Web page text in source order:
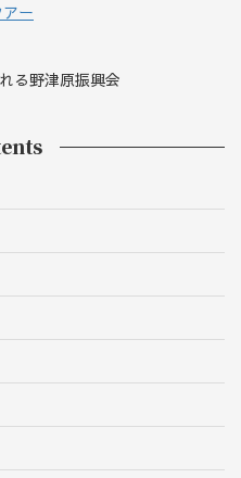
ー
る野津原振興会